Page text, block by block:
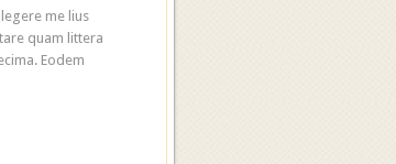
me lius
quam littera
Eodem